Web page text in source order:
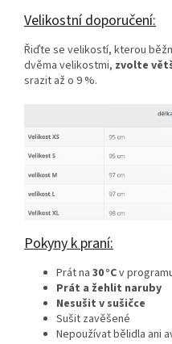
Velikostní doporučení:
Řiďte se velikostí, kterou
dvěma velikostmi, zvolte
srazit až o 9 %.
Pokyny k praní:
Prát na 30 °Cv
Prát a žehlit naruby
Nesušit v sušičce
Sušit zavěšené
Nepoužívat bělidla ani